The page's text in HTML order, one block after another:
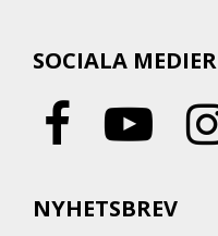
SOCIALA MEDIER
NYHETSBREV